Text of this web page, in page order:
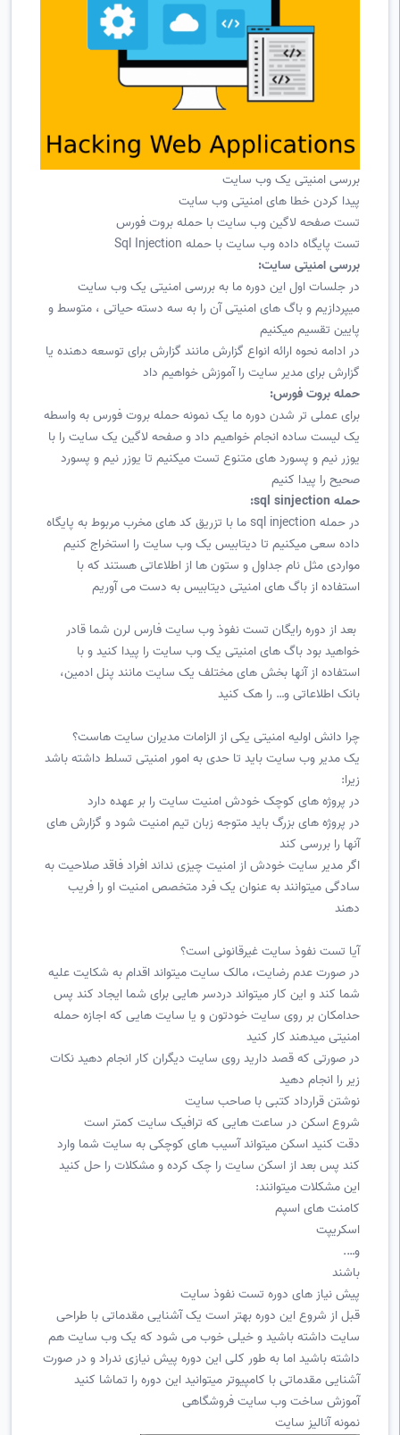
بررسی امنیتی یک وب سایت
پیدا کردن خطا های امنیتی وب سایت
تست صفحه لاگین وب سایت با حمله بروت فورس
تست پایگاه داده وب سایت با حمله Sql Injection
بررسی امنیتی سایت:
در جلسات اول این دوره ما به بررسی امنیتی یک وب سایت
میپردازیم و باگ های امنیتی آن را به سه دسته حیاتی ، متوسط و
پایین تقسیم میکنیم
در ادامه نحوه ارائه انواع گزارش مانند گزارش برای توسعه دهنده یا
گزارش برای مدیر سایت را آموزش خواهیم داد
حمله بروت فورس:
برای عملی تر شدن دوره ما یک نمونه حمله بروت فورس به واسطه
یک لیست ساده انجام خواهیم داد و صفحه لاگین یک سایت را با
یوزر نیم و پسورد های متنوع تست میکنیم تا یوزر نیم و پسورد
صحیح را پیدا کنیم
حمله sql sinjection:
در حمله sql injection ما با تزریق کد های مخرب مربوط به پایگاه
داده سعی میکنیم تا دیتابیس یک وب سایت را استخراج کنیم
مواردی مثل نام جداول و ستون ها از اطلاعاتی هستند که با
استفاده از باگ های امنیتی دیتابیس به دست می آوریم
بعد از دوره رایگان تست نفوذ وب سایت فارس لرن شما قادر
خواهید بود باگ های امنیتی یک وب سایت را پیدا کنید و با
استفاده از آنها بخش های مختلف یک سایت مانند پنل ادمین،
بانک اطلاعاتی و… را هک کنید
چرا دانش اولیه امنیتی یکی از الزامات مدیران سایت هاست؟
یک مدیر وب سایت باید تا حدی به امور امنیتی تسلط داشته باشد
زیرا:
در پروژه های کوچک خودش امنیت سایت را بر عهده دارد
در پروژه های بزرگ باید متوجه زبان تیم امنیت شود و گزارش های
آنها را بررسی کند
اگر مدیر سایت خودش از امنیت چیزی نداند افراد فاقد صلاحیت به
سادگی میتوانند به عنوان یک فرد متخصص امنیت او را فریب
دهند
آیا تست نفوذ سایت غیرقانونی است؟
در صورت عدم رضایت، مالک سایت میتواند اقدام به شکایت علیه
شما کند و این کار میتواند دردسر هایی برای شما ایجاد کند پس
حدامکان بر روی سایت خودتون و یا سایت هایی که اجازه حمله
امنیتی میدهند کار کنید
در صورتی که قصد دارید روی سایت دیگران کار انجام دهید نکات
زیر را انجام دهید
نوشتن قرارداد کتبی با صاحب سایت
شروع اسکن در ساعت هایی که ترافیک سایت کمتر است
دقت کنید اسکن میتواند آسیب های کوچکی به سایت شما وارد
کند پس بعد از اسکن سایت را چک کرده و مشکلات را حل کنید
این مشکلات میتوانند:
کامنت های اسپم
اسکریپت
و….
باشند
پیش نیاز های دوره تست نفوذ سایت
قبل از شروع این دوره بهتر است یک آشنایی مقدماتی با طراحی
سایت داشته باشید و خیلی خوب می شود که یک وب سایت هم
داشته باشید اما به طور کلی این دوره پیش نیازی ندراد و در صورت
آشنایی مقدماتی با کامپیوتر میتوانید این دوره را تماشا کنید
آموزش ساخت وب سایت فروشگاهی
نمونه آنالیز سایت